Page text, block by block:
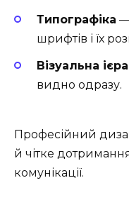
Типографіка —
шрифтів і їх
Візуальна
видно одразу.
Професійний
й чітке
комунікації.